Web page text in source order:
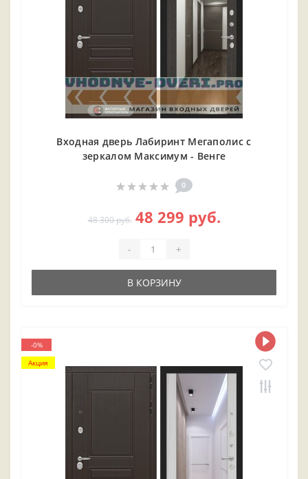
Входная дверь Лабиринт Мегаполис с
зеркалом Максимум - Венге
0
48 300 руб. 48 299 руб.
- +
В КОРЗИНУ
-0%
Акция